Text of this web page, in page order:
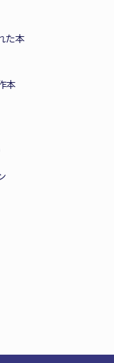
た本
本